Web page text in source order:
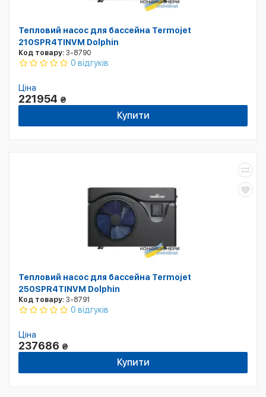
Тепловий насос для бассейна Termojet
210SPR4TINVM Dolphin
Код товару: 3-8790
0 відгуків
Ціна
221954 ₴
Купити
Тепловий насос для бассейна Termojet
250SPR4TINVM Dolphin
Код товару: 3-8791
0 відгуків
Ціна
237686 ₴
Купити